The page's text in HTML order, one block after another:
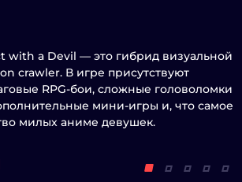
with a Devil — это гибрид визуальной
crawler. В игре присутствуют
RPG-бои, сложные головоломки
мини-игры и, что самое
милых аниме девушек.